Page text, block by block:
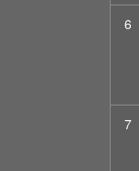
6
7